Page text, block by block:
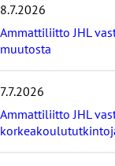
i
s
i
ä
t
u
u
t
8.7.2026
Ammattiliitto JHL
muutosta
7.7.2026
Ammattiliitto JHL